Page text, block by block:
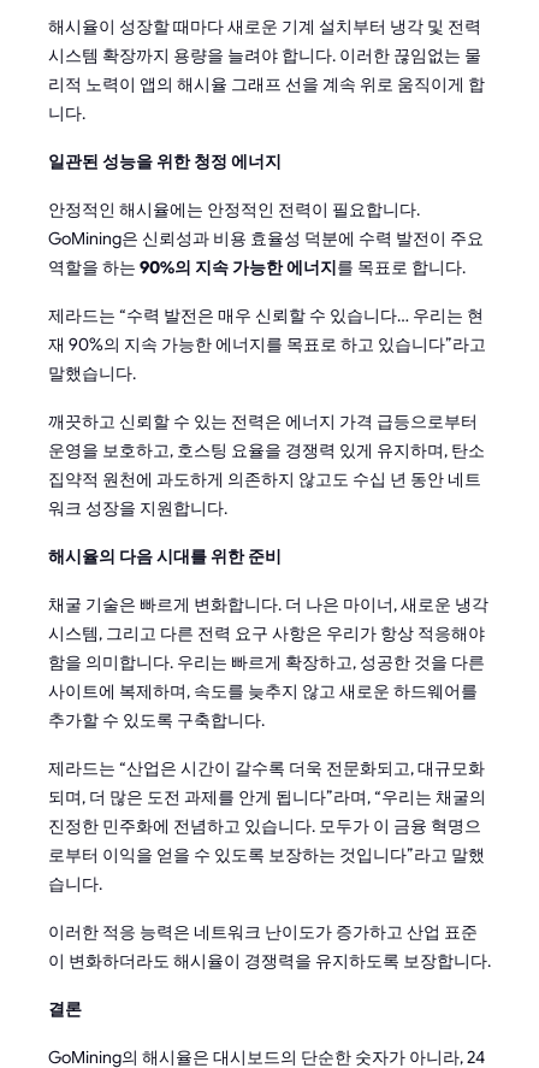
해시율이 성장할 때마다 새로운 기계 설치부터 냉각 및 전력
시스템 확장까지 용량을 늘려야 합니다. 이러한 끊임없는 물
리적 노력이 앱의 해시율 그래프 선을 계속 위로 움직이게 합
니다.
일관된 성능을 위한 청정 에너지
안정적인 해시율에는 안정적인 전력이 필요합니다.
GoMining은 신뢰성과 비용 효율성 덕분에 수력 발전이 주요
역할을 하는 90%의 지속 가능한 에너지를 목표로 합니다.
제라드는 “수력 발전은 매우 신뢰할 수 있습니다… 우리는 현
재 90%의 지속 가능한 에너지를 목표로 하고 있습니다”라고
말했습니다.
깨끗하고 신뢰할 수 있는 전력은 에너지 가격 급등으로부터
운영을 보호하고, 호스팅 요율을 경쟁력 있게 유지하며, 탄소
집약적 원천에 과도하게 의존하지 않고도 수십 년 동안 네트
워크 성장을 지원합니다.
해시율의 다음 시대를 위한 준비
채굴 기술은 빠르게 변화합니다. 더 나은 마이너, 새로운 냉각
시스템, 그리고 다른 전력 요구 사항은 우리가 항상 적응해야
함을 의미합니다. 우리는 빠르게 확장하고, 성공한 것을 다른
사이트에 복제하며, 속도를 늦추지 않고 새로운 하드웨어를
추가할 수 있도록 구축합니다.
제라드는 “산업은 시간이 갈수록 더욱 전문화되고, 대규모화
되며, 더 많은 도전 과제를 안게 됩니다”라며, “우리는 채굴의
진정한 민주화에 전념하고 있습니다. 모두가 이 금융 혁명으
로부터 이익을 얻을 수 있도록 보장하는 것입니다”라고 말했
습니다.
이러한 적응 능력은 네트워크 난이도가 증가하고 산업 표준
이 변화하더라도 해시율이 경쟁력을 유지하도록 보장합니다.
결론
GoMining의 해시율은 대시보드의 단순한 숫자가 아니라, 24